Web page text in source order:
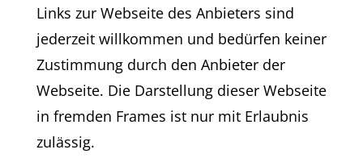
Links zur Webseite des Anbieters sind
jederzeit willkommen und bedürfen keiner
Zustimmung durch den Anbieter der
Webseite. Die Darstellung dieser Webseite
in fremden Frames ist nur mit Erlaubnis
zulässig.